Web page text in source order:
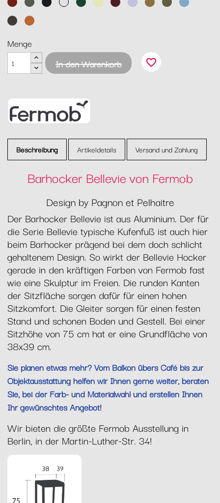
OckerRosmarinLakritzBaumwollweiß
Zederngrün
Zitronensorbet
Schwarzkirsche
Marshmallo
Lebkuchen
PestoMaya
TonkaKandierte
Menge
In den Warenkorb
favorite_border
Beschreibung Artikeldetails Versand und Zahlung
Barhocker Bellevie von Fermob
Design by Pagnon et Pelhaitre
Der Barhocker Bellevie ist aus Aluminium. Der für
die Serie Bellevie typische Kufenfuß ist auch hier
beim Barhocker prägend bei dem doch schlicht
gehaltenem Design. So wirkt der Bellevie Hocker
gerade in den kräftigen Farben von Fermob fast
wie eine Skulptur im Freien. Die runden Kanten
der Sitzfläche sorgen dafür für einen hohen
Sitzkomfort. Die Gleiter sorgen für einen festen
Stand und schonen Boden und Gestell. Bei einer
Sitzhöhe von 75 cm hat er eine Grundfläche von
38x39 cm.
Sie planen etwas mehr? Vom Balkon übers Café bis zur
Objektausstattung helfen wir Ihnen gerne weiter, beraten
Sie, bei der Farb- und Materialwahl und erstellen Ihnen
Ihr gewünschtes Angebot!
Wir bieten die größte Fermob Ausstellung in
Berlin, in der Martin-Luther-Str. 34!